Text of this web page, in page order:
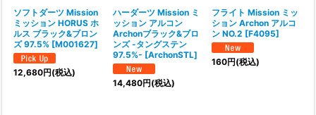
ソフトダーツ Mission
ミッション HORUS ホ
ルス ブラック&ブロン
ズ 97.5% [M001627]
12,680円(税込)
ハーダーツ Mission ミ
ッション アルコン
Archonブラック&ブロ
ンズ -タングステン
97.5%- [ArchonSTL]
14,480円(税込)
フライト Mission ミッ
ション Archon アルコ
ン NO.2 [F4095]
160円(税込)